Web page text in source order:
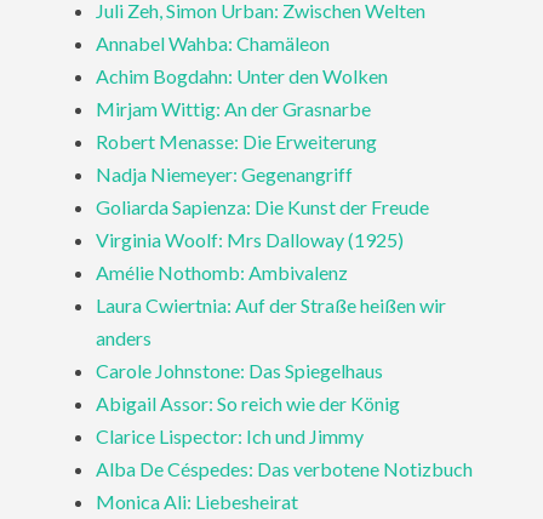
Juli Zeh, Simon Urban: Zwischen Welten
Annabel Wahba: Chamäleon
Achim Bogdahn: Unter den Wolken
Mirjam Wittig: An der Grasnarbe
Robert Menasse: Die Erweiterung
Nadja Niemeyer: Gegenangriff
Goliarda Sapienza: Die Kunst der Freude
Virginia Woolf: Mrs Dalloway (1925)
Amélie Nothomb: Ambivalenz
Laura Cwiertnia: Auf der Straße heißen wir
anders
Carole Johnstone: Das Spiegelhaus
Abigail Assor: So reich wie der König
Clarice Lispector: Ich und Jimmy
Alba De Céspedes: Das verbotene Notizbuch
Monica Ali: Liebesheirat